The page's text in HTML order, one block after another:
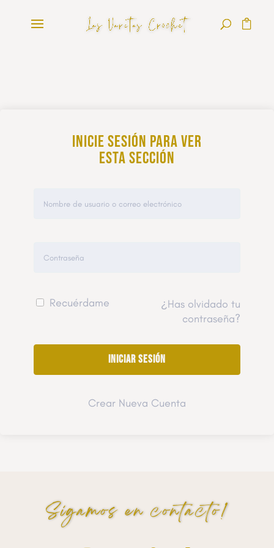
Inicie sesión para ver
esta sección
Recuérdame
¿Has olvidado tu
contraseña?
Crear Nueva Cuenta
Sigamos en contacto!